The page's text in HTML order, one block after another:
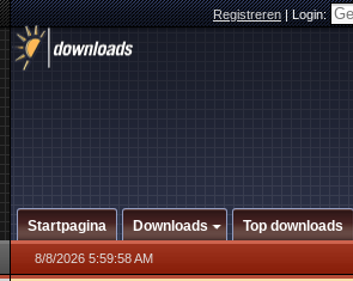
Registreren|Login:
Startpagina Downloads Top downloads
8/8/2026 5:59:58 AM